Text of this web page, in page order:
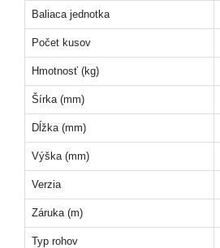
Baliaca jednotka
Počet kusov
Hmotnosť (kg)
Šírka (mm)
Dĺžka (mm)
Výška (mm)
Verzia
Záruka (m)
Typ rohov